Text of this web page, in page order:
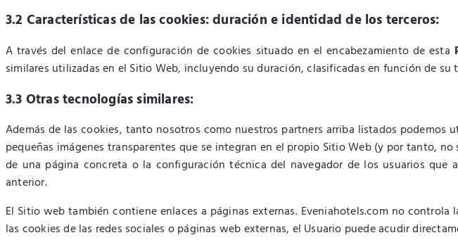
3.2 Características de las cookies: duración e identidad de los terceros:
A través del enlace de configuración de cookies situado en el encabezamiento de esta
similares utilizadas en el Sitio Web, incluyendo su duración, clasificadas en función de
3.3 Otras tecnologías similares:
Además de las cookies, tanto nosotros como nuestros partners arriba listados
pequeñas imágenes transparentes que se integran en el propio Sitio Web (y por tanto,
de una página concreta o la configuración técnica del navegador de los usuarios
anterior.
El Sitio web también contiene enlaces a páginas externas. Eveniahotels.com no
las cookies de las redes sociales o páginas web externas, el Usuario puede acudir